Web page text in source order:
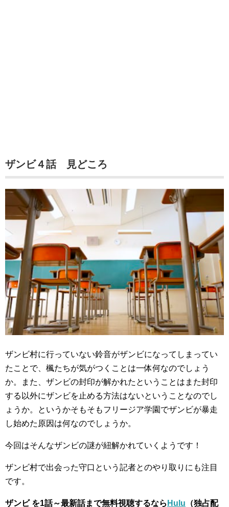
ザンビ４話 見どころ
ザンビ村に行っていない鈴音がザンビになってしまってい
たことで、楓たちが気がつくことは一体何なのでしょう
か。また、ザンビの封印が解かれたということはまた封印
する以外にザンビを止める方法はないということなのでし
ょうか。というかそもそもフリージア学園でザンビが暴走
し始めた原因は何なのでしょうか。
今回はそんなザンビの謎が紐解かれていくようです！
ザンビ村で出会った守口という記者とのやり取りにも注目
です。
ザンビ を1話～最新話まで無料視聴するなら Hulu （独占配